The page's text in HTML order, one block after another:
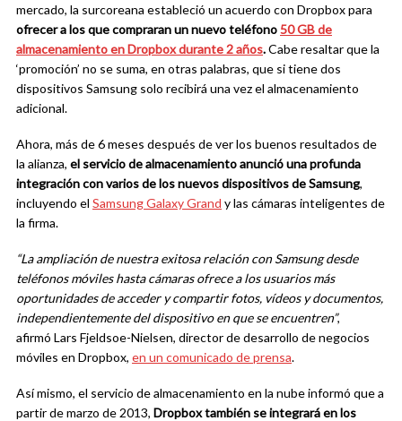
mercado, la surcoreana estableció un acuerdo con Dropbox para
ofrecer a los que compraran un nuevo teléfono50 GB de
almacenamiento en Dropbox durante 2 años.Cabe resaltar que la
‘promoción’ no se suma, en otras palabras, que si tiene dos
dispositivos Samsung solo recibirá una vez el almacenamiento
adicional.
Ahora, más de 6 meses después de ver los buenos resultados de
la alianza, el servicio de almacenamiento anunció una profunda
integración con varios de los nuevos dispositivos de Samsung,
incluyendo el Samsung Galaxy Grand y las cámaras inteligentes de
la firma.
“La ampliación de nuestra exitosa relación con Samsung desde
teléfonos móviles hasta cámaras ofrece a los usuarios más
oportunidades de acceder y compartir fotos, vídeos y documentos,
independientemente del dispositivo en que se encuentren”,
afirmó Lars Fjeldsoe-Nielsen, director de desarrollo de negocios
móviles en Dropbox, en un comunicado de prensa.
Así mismo, el servicio de almacenamiento en la nube informó que a
partir de marzo de 2013, Dropbox también se integrará en los